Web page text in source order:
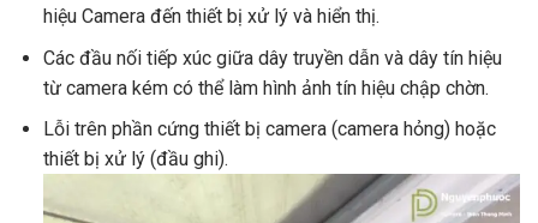
hiệu Camera đến thiết bị xử lý và hiển thị.
Các đầu nối tiếp xúc giữa dây truyền dẫn và dây tín hiệu
từ camera kém có thể làm hình ảnh tín hiệu chập chờn.
Lỗi trên phần cứng thiết bị camera (camera hỏng) hoặc
thiết bị xử lý (đầu ghi).